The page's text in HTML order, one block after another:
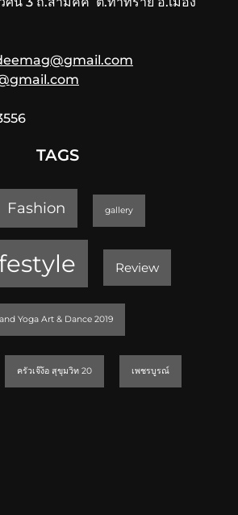
TAGS
Fashion gallery
Review
Yoga Art & Dance 2019
ครัวเจ๊ง้อ สุขุมวิท 20 เพชรบูรณ์